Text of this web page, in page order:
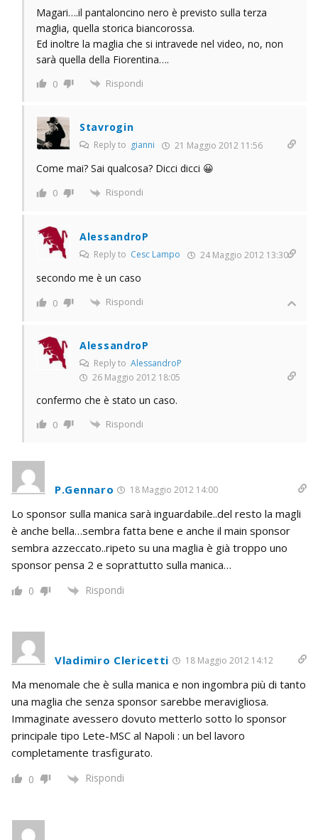
Magari….il pantaloncino nero è previsto sulla terza
maglia, quella storica biancorossa.
Ed inoltre la maglia che si intravede nel video, no, non
sarà quella della Fiorentina….
0 Rispondi
Stavrogin
Reply to gianni 21 Maggio 2012 11:56
Come mai? Sai qualcosa? Dicci dicci 😀
0 Rispondi
AlessandroP
Reply to Cesc Lampo 24 Maggio 2012 13:30
secondo me è un caso
0 Rispondi
AlessandroP
Reply to AlessandroP
26 Maggio 2012 18:05
confermo che è stato un caso.
0 Rispondi
P.Gennaro 18 Maggio 2012 14:00
Lo sponsor sulla manica sarà inguardabile..del resto la magli
è anche bella…sembra fatta bene e anche il main sponsor
sembra azzeccato..ripeto su una maglia è già troppo uno
sponsor pensa 2 e soprattutto sulla manica…
0 Rispondi
Vladimiro Clericetti 18 Maggio 2012 14:12
Ma menomale che è sulla manica e non ingombra più di tanto
una maglia che senza sponsor sarebbe meravigliosa.
Immaginate avessero dovuto metterlo sotto lo sponsor
principale tipo Lete-MSC al Napoli : un bel lavoro
completamente trasfigurato.
0 Rispondi